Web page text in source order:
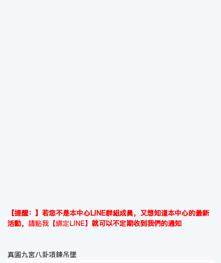
【提醒：】若您不是本中心LINE群組成員，又想知道本中心的最新
活動， 請點我【綁定LINE】 就可以不定期收到我們的通知
真圓九宮八卦項鍊吊墜